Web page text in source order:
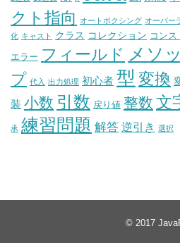
クト指向
オートボクシング オーバー
化 キャスト クラス コレクション コンス
エラー フィールド メソ
プ 代入 出力処理 初心者 型 変換
装 小数 引数 戻り値 整数 文
承 練習問題 解答 逆引き 選択
© 2017